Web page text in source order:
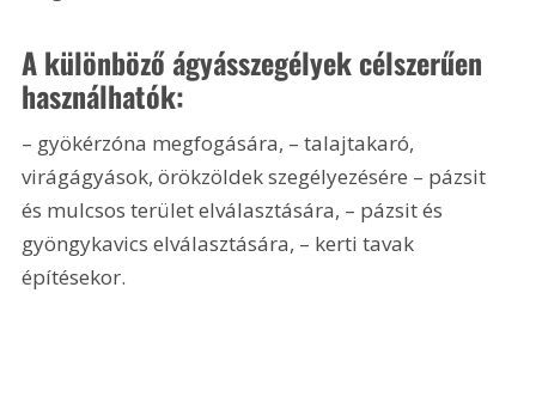
A különböző ágyásszegélyek célszerűen
használhatók:
– gyökérzóna megfogására, – talajtakaró,
virágágyások, örökzöldek szegélyezésére – pázsit
és mulcsos terület elválasztására, – pázsit és
gyöngykavics elválasztására, – kerti tavak
építésekor.